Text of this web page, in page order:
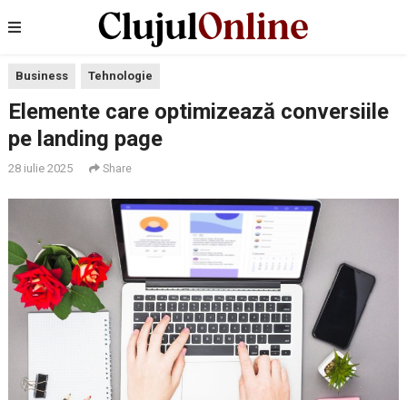
Business Tehnologie
Elemente care optimizează conversiile
pe landing page
28 iulie 2025 Share